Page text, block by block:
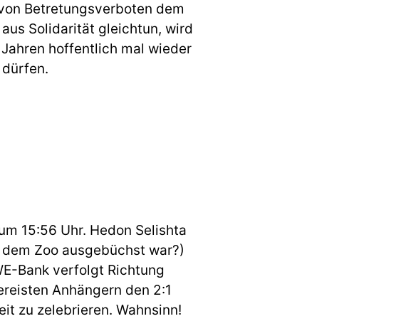
Betretungsverboten dem
Solidarität gleichtun, wird
hoffentlich mal wieder
15:56 Uhr. Hedon Selishta
Zoo ausgebüchst war?)
Bank verfolgt Richtung
Anhängern den 2:1
zu zelebrieren. Wahnsinn!